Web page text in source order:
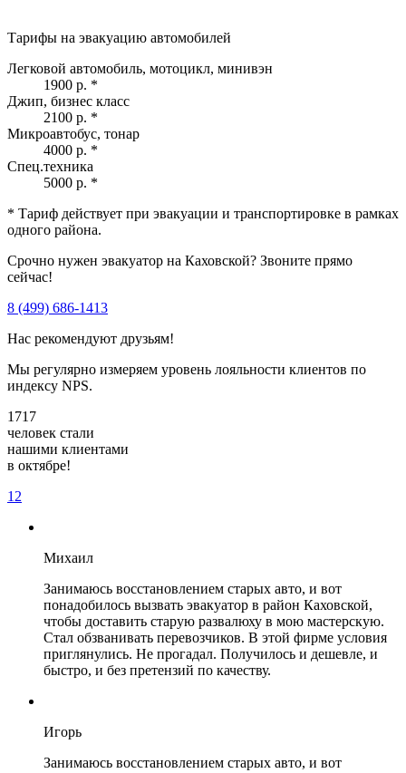
Тарифы на эвакуацию автомобилей
Легковой автомобиль, мотоцикл, минивэн
1900 р. *
Джип, бизнес класс
2100 р. *
Микроавтобус, тонар
4000 р. *
Спец.техника
5000 р. *
* Тариф действует при эвакуации и транспортировке в рамках
одного района.
Срочно нужен эвакуатор на Каховской? Звоните прямо
сейчас!
8 (499) 686-1413
Нас рекомендуют друзьям!
Мы регулярно измеряем уровень лояльности клиентов по
индексу NPS.
1717
человек стали
нашими клиентами
в октябре!
12
Михаил
Занимаюсь восстановлением старых авто, и вот
понадобилось вызвать эвакуатор в район Каховской,
чтобы доставить старую развалюху в мою мастерскую.
Стал обзванивать перевозчиков. В этой фирме условия
приглянулись. Не прогадал. Получилось и дешевле, и
быстро, и без претензий по качеству.
Игорь
Занимаюсь восстановлением старых авто, и вот